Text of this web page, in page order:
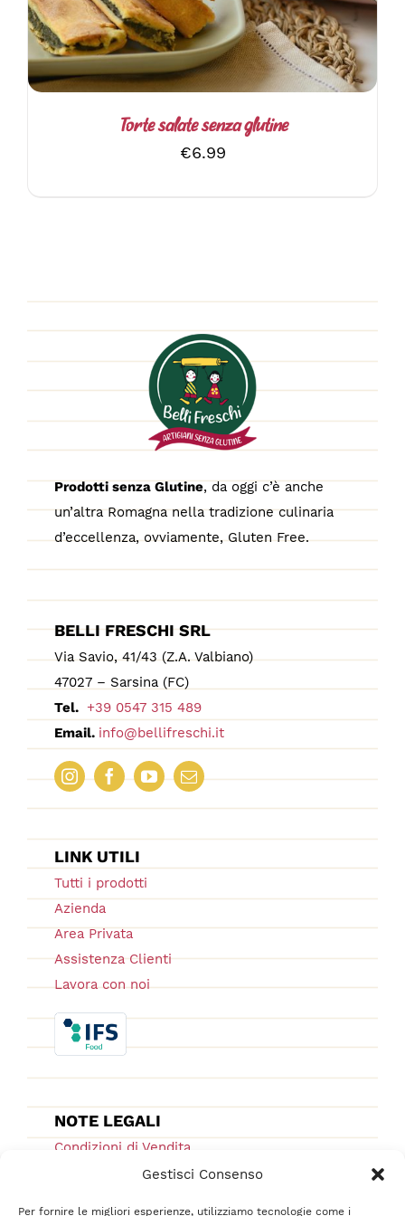
Gestisci Consenso
Per fornire le migliori esperienze, utilizziamo tecnologie come i
PIÙ
VARIANTI.
LE
OPZIONI
POSSONO
SCELTE
PAGINA
Torte salate senza glutine
€6.99
Prodotti senza Glutine, da oggi c’è anche
un’altra Romagna nella tradizione culinaria
d’eccellenza, ovviamente, Gluten Free.
BELLI FRESCHI SRL
Via Savio, 41/43 (Z.A. Valbiano)
47027 – Sarsina (FC)
Tel. +39 0547 315 489
Email. info@bellifreschi.it
LINK UTILI
Tutti i prodotti
Azienda
Area Privata
Assistenza Clienti
Lavora con noi
NOTE LEGALI
Condizioni di Vendita
Ordini e Spedizioni